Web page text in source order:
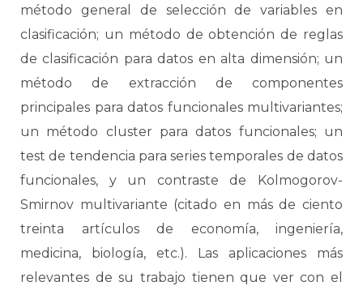
método general de selección de variables en
clasificación; un método de obtención de reglas
de clasificación para datos en alta dimensión; un
método de extracción de componentes
principales para datos funcionales multivariantes;
un método cluster para datos funcionales; un
test de tendencia para series temporales de datos
funcionales, y un contraste de Kolmogorov-
Smirnov multivariante (citado en más de ciento
treinta artículos de economía, ingeniería,
medicina, biología, etc.). Las aplicaciones más
relevantes de su trabajo tienen que ver con el